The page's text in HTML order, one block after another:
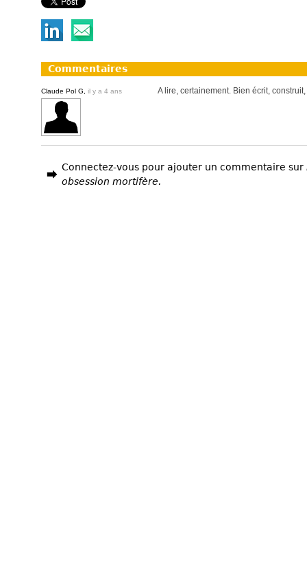
Commentaires
Claude Pol G, il y a 4 ans A lire, certainement. Bien écrit,
Connectez-vous pour ajouter un commentaire sur
obsession mortifère.